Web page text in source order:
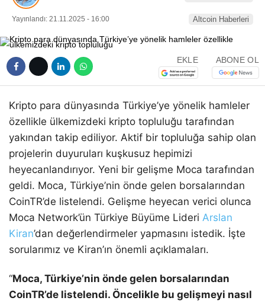
Yayınlandı: 21.11.2025 - 16:00 Altcoin Haberleri
EKLE ABONE OL
Kripto para dünyasında Türkiye’ye yönelik hamleler
özellikle ülkemizdeki kripto topluluğu tarafından
yakından takip ediliyor. Aktif bir topluluğa sahip olan
projelerin duyuruları kuşkusuz hepimizi
heyecanlandırıyor. Yeni bir gelişme Moca tarafından
geldi. Moca, Türkiye’nin önde gelen borsalarından
CoinTR’de listelendi. Gelişme heyecan verici olunca
Moca Network’ün Türkiye Büyüme Lideri Arslan
Kiran’dan değerlendirmeler yapmasını istedik. İşte
sorularımız ve Kiran’ın önemli açıklamaları.
“Moca, Türkiye’nin önde gelen borsalarından
CoinTR’de listelendi. Öncelikle bu gelişmeyi nasıl